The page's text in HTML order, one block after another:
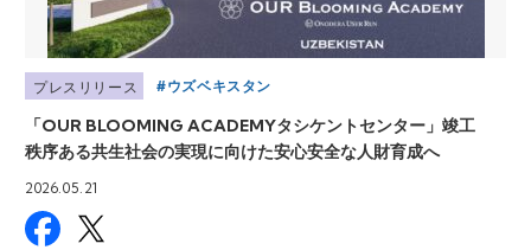
プレスリリース ウズベキスタン
「OUR BLOOMING ACADEMYタシケントセンター」竣工
秩序ある共生社会の実現に向けた安心安全な人財育成へ
2026.05.21